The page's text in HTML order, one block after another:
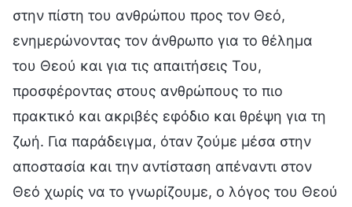
στην πίστη του ανθρώπου προς τον Θεό,
ενημερώνοντας τον άνθρωπο για το θέλημα
του Θεού και για τις απαιτήσεις Του,
προσφέροντας στους ανθρώπους το πιο
πρακτικό και ακριβές εφόδιο και θρέψη για τη
ζωή. Για παράδειγμα, όταν ζούμε μέσα στην
αποστασία και την αντίσταση απέναντι στον
Θεό χωρίς να το γνωρίζουμε, ο λόγος του Θεού